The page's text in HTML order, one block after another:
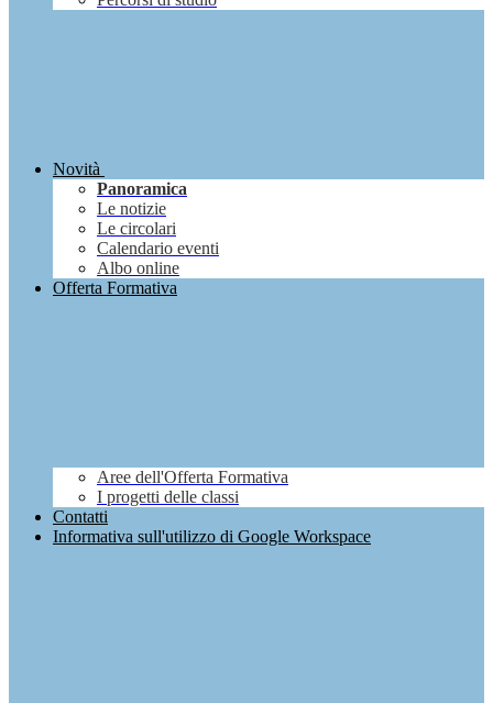
Novità
Panoramica
Le notizie
Le circolari
Calendario eventi
Albo online
Offerta Formativa
Aree dell'Offerta Formativa
I progetti delle classi
Contatti
Informativa sull'utilizzo di Google Workspace